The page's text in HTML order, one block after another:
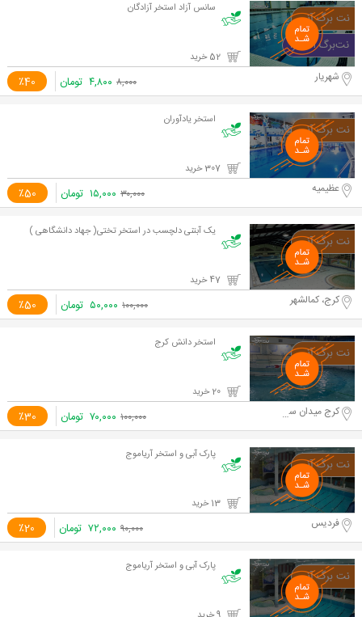
سانس آزاد استخر آزادگان
٪40 شهریار ۸,۰۰۰ ۴,۸۰۰ تومان
استخر یادآوران
٪50 عظیمیه ۳۰,۰۰۰ ۱۵,۰۰۰ تومان
یک آبتنی دلچسب در استخر تختی( جهاد دانشگاهی )
٪50 کرج، کمالشهر ۱۰۰,۰۰۰ ۵۰,۰۰۰ تومان
استخر دانش کرج
٪30 کرج میدان سپاه ۱۰۰,۰۰۰ ۷۰,۰۰۰ تومان
پارک آبی و استخر آریاموج
٪20 فردیس ۹۰,۰۰۰ ۷۲,۰۰۰ تومان
پارک آبی و استخر آریاموج